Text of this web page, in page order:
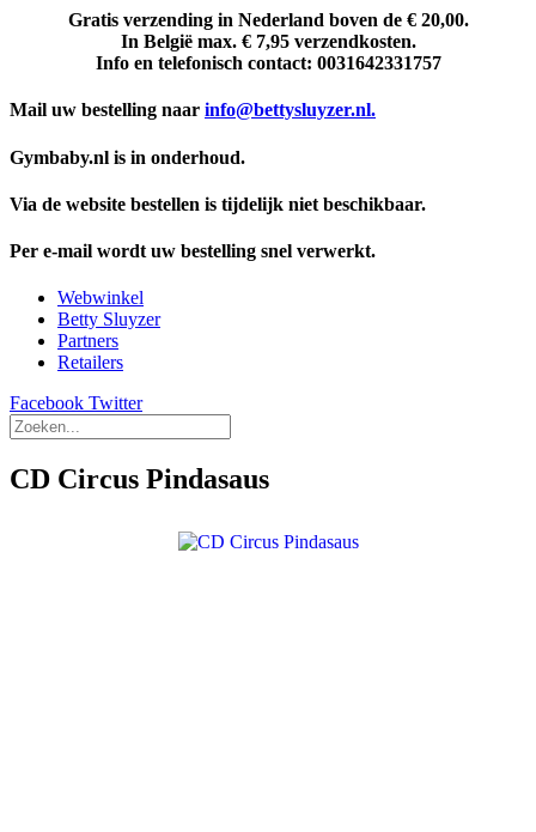
Gratis verzending in Nederland boven de € 20,00.
In België max. € 7,95 verzendkosten.
Info en telefonisch contact: 0031642331757
Mail uw bestelling naar info@bettysluyzer.nl.
Gymbaby.nl is in onderhoud.
Via de website bestellen is tijdelijk niet beschikbaar.
Per e-mail wordt uw bestelling snel verwerkt.
Webwinkel
Betty Sluyzer
Partners
Retailers
Facebook Twitter
CD Circus Pindasaus